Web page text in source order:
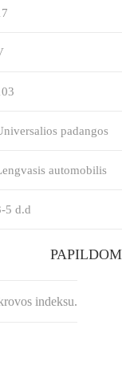
padangos
automobilis
5 d.d
indeksu.